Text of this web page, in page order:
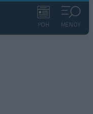
ΡΟΗ ΜΕΝΟΥ